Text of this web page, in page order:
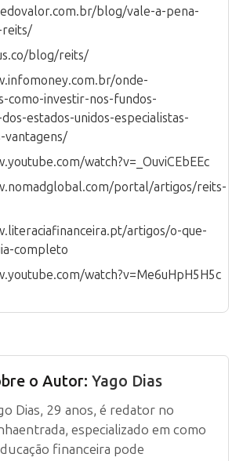
blog/vale-a-pena-
reits/
blog/reits/
onde-
como-investir-nos-fundos-
estados-unidos-especialistas-
vantagens/
watch?v=_OuviCEbEEc
portal/artigos/reits-
artigos/o-que-
completo
watch?v=Me6uHpH5H5c
o Autor: Yago Dias
Dias, 29 anos, é redator no
especializado em como
financeira pode